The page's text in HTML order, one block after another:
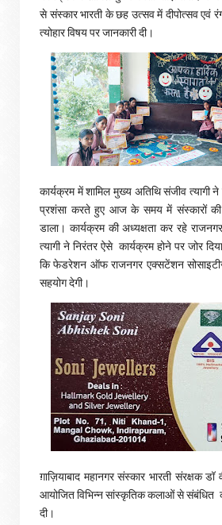
से संस्कार भारती के छह उत्सव में दीपोत्सव एवं
त्योहार विषय पर जानकारी दी।
कार्यक्रम में शामिल मुख्य अतिथि संजीव त्यागी ने
प्रशंसा करते हुए आज के समय में संस्कारों
डाला। कार्यक्रम की अध्यक्षता कर रहे
त्यागी ने निरंतर‌ ऐसे कार्यक्रम होने पर जोर
कि फेडरेशन ऑफ राजनगर एक्सटेंशन
सहयोग देगी।
ग़ाज़ियाबाद महानगर संस्कार भारती संरक्षक डॉ
आयोजित विभिन्न सांस्कृतिक कलाओं से संबंधित
दी।